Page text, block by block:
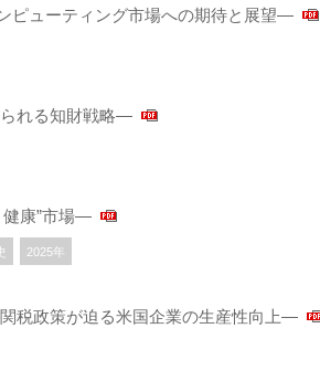
ピューティング市場への期待と展望―
れる知財戦略―
健康”市場―
2025年
税政策が迫る米国企業の生産性向上―